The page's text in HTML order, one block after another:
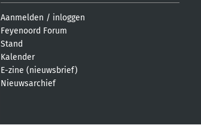
Aanmelden / inloggen
Feyenoord Forum
Stand
Kalender
E-zine (nieuwsbrief)
Nieuwsarchief